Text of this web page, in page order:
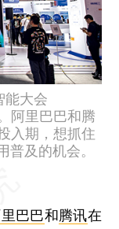
能大会
阿里巴巴和腾
入期，想抓住
普及的机会。
巴巴和腾讯在